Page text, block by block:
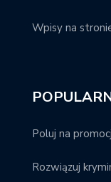
Wpisy na
Poluj na
Rozwiązuj